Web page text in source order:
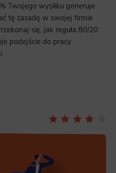
Twojego wysiłku generuje
tę zasadę w swojej firmie
się, jak reguła 80/20
podejście do pracy